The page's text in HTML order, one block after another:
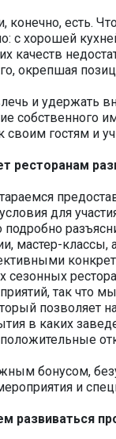
конечно, есть.
с хорошей
качеств
окрепшая
и удержать
собственного
своим гостям и
ресторанам
для
мастер-классы,
сезонных
так что
позволяет
в каких
бонусом,
и
развиваться